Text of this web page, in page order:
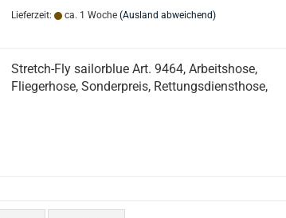
Lieferzeit: ca. 1 Woche (Ausland abweichend)
Stretch-Fly sailorblue Art. 9464, Arbeitshose,
Fliegerhose, Sonderpreis, Rettungsdiensthose,